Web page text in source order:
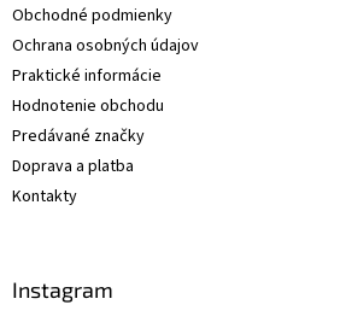
Obchodné podmienky
Ochrana osobných údajov
Praktické informácie
Hodnotenie obchodu
Predávané značky
Doprava a platba
Kontakty
Instagram